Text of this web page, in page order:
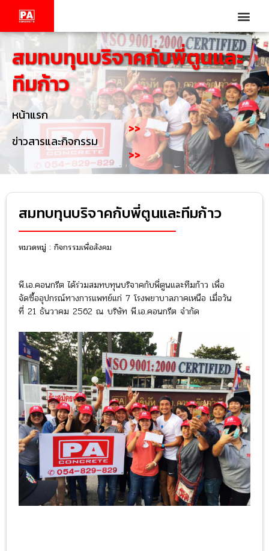
สมทบทุนบริจาคกับพี่ตูนและ
ทีมก้าว
หน้าแรก
>>
ข่าวสารและกิจกรรม
>>
สมทบทุนบริจาคกับพี่ตูนและทีมก้าว
หมวดหมู่ : กิจกรรมเพื่อสังคม
พี.เอ.คอนกรีต ได้ร่วมสมทบทุนบริจาคกับพี่ตูนและทีมก้าว เพื่อ
จัดซื้ออุปกรณ์ทางการแพทย์แก่ 7 โรงพยาบาลภาคเหนือ เมื่อวัน
ที่ 21 ธันวาคม 2562 ณ บริษัท พี.เอ.คอนกรีต จำกัด